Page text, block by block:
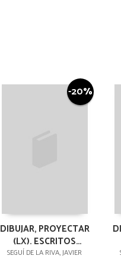
-20%
DIBUJAR, PROYECTAR
(LX). ESCRITOS
CRÍTICOS II
SEGUÍ DE LA RIVA, JAVIER